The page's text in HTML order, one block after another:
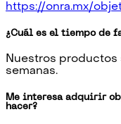
https://onra.mx/
¿Cuál es el tiempo de
Nuestros productos
semanas.
Me interesa adquirir
hacer?